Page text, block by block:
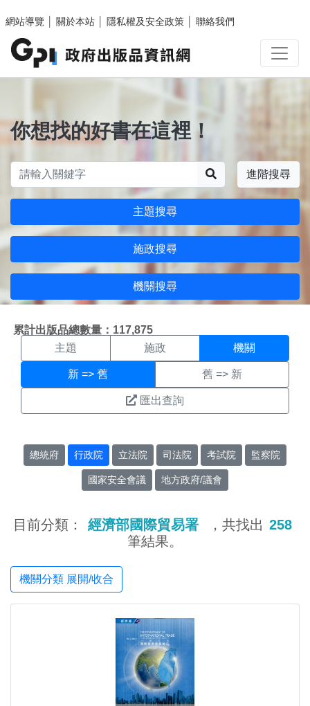
網站導覽
關於本站 隱私權及安全政策 聯絡我們
你想找的好書在這裡！
進階搜尋
主題搜尋
施政搜尋
機關搜尋
累計出版品總數量：117,875
機關搜尋結果頁面
主題 施政 機關
新 => 舊 舊 => 新
匯出查詢
總統府 行政院 立法院 司法院 考試院 監察院
國家安全會議 地方政府/議會
目前分類： 經濟部國際貿易署 ，共找出 258
筆結果。
機關分類 展開/收合